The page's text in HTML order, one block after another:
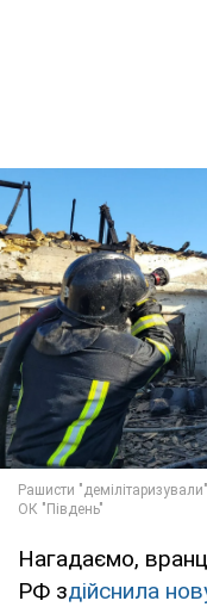
Нагадаємо,
РФ здійснила